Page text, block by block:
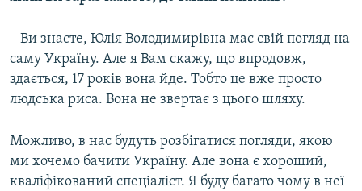
– Ви знаєте, Юлія Володимирівна має свій погляд на
саму Україну. Але я Вам скажу, що впродовж,
здається, 17 років вона йде. Тобто це вже просто
людська риса. Вона не звертає з цього шляху.
Можливо, в нас будуть розбігатися погляди, якою
ми хочемо бачити Україну. Але вона є хороший,
кваліфікований спеціаліст. Я буду багато чому в неї